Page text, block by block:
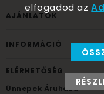
AJÁNLATOK
INFORMÁCIÓ
ELÉRHETŐSÉG
Ünnepek Áruháza
elfogadod az